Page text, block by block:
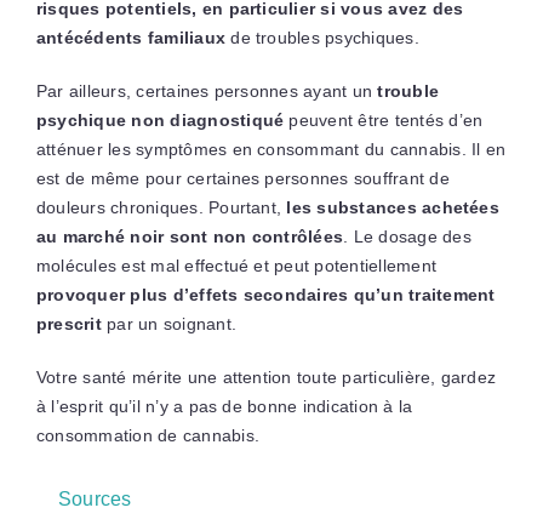
risques potentiels, en particulier si vous avez des
antécédents familiaux de troubles psychiques.
Par ailleurs, certaines personnes ayant untrouble
psychique non diagnostiqué peuvent être tentés d’en
atténuer les symptômes en consommant du cannabis. Il en
est de même pour certaines personnes souffrant de
douleurs chroniques. Pourtant, les substances achetées
au marché noir sont non contrôlées. Le dosage des
molécules est mal effectué et peut potentiellement
provoquer plus d’effets secondaires qu’un traitement
prescritpar un soignant.
Votre santé mérite une attention toute particulière, gardez
à l’esprit qu’il n’y a pas de bonne indication à la
consommation de cannabis.
Sources